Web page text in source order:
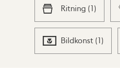
Ritning (1)
Bildkonst (1)